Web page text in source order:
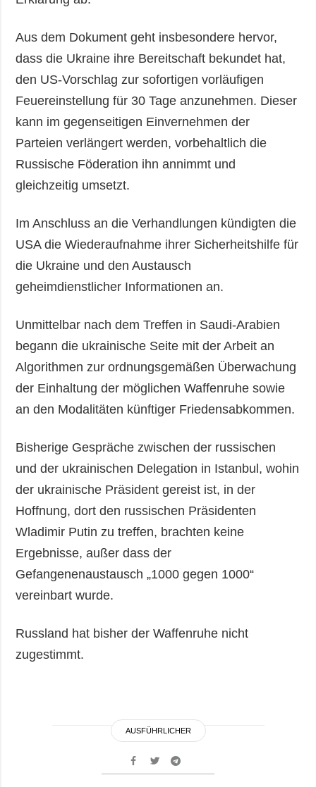
Aus dem Dokument geht insbesondere hervor,
dass die Ukraine ihre Bereitschaft bekundet hat,
den US-Vorschlag zur sofortigen vorläufigen
Feuereinstellung für 30 Tage anzunehmen. Dieser
kann im gegenseitigen Einvernehmen der
Parteien verlängert werden, vorbehaltlich die
Russische Föderation ihn annimmt und
gleichzeitig umsetzt.
Im Anschluss an die Verhandlungen kündigten die
USA die Wiederaufnahme ihrer Sicherheitshilfe für
die Ukraine und den Austausch
geheimdienstlicher Informationen an.
Unmittelbar nach dem Treffen in Saudi-Arabien
begann die ukrainische Seite mit der Arbeit an
Algorithmen zur ordnungsgemäßen Überwachung
der Einhaltung der möglichen Waffenruhe sowie
an den Modalitäten künftiger Friedensabkommen.
Bisherige Gespräche zwischen der russischen
und der ukrainischen Delegation in Istanbul, wohin
der ukrainische Präsident gereist ist, in der
Hoffnung, dort den russischen Präsidenten
Wladimir Putin zu treffen, brachten keine
Ergebnisse, außer dass der
Gefangenenaustausch „1000 gegen 1000“
vereinbart wurde.
Russland hat bisher der Waffenruhe nicht
zugestimmt.
AUSFÜHRLICHER